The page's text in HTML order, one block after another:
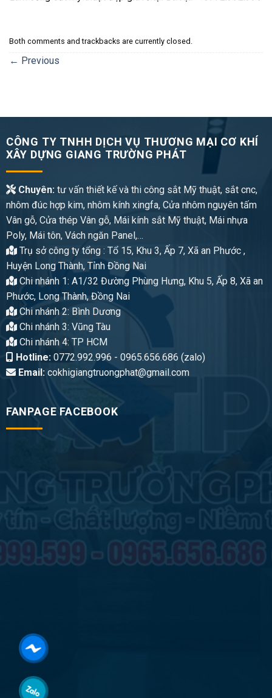
Both comments and trackbacks are currently closed.
← Previous
CÔNG TY TNHH DỊCH VỤ THƯƠNG MẠI CƠ KHÍ
XÂY DỰNG GIANG TRƯỜNG PHÁT
Chuyên:tư vấn thiết kế và thi công sắt Mỹ thuật, sắt cnc,
nhôm đúc hợp kim, nhôm kính xingfa, Cửa nhôm nguyên tấm
Vân gỗ, Cửa thép Vân gỗ, Mái kính sắt Mỹ thuật, Mái nhựa
Poly, Mái tôn, Vách ngăn Panel,…
Trụ sở công ty tổng : Tổ 15, Khu 3, Ấp 7, Xã an Phước ,
Huyện Long Thành, Tỉnh Đồng Nai
Chi nhánh 1: A1/32 Đường Phùng Hưng, Khu 5, Ấp 8, Xã an
Phước, Long Thành, Đồng Nai
Chi nhánh 2: Bình Dương
Chi nhánh 3: Vũng Tàu
Chi nhánh 4: TP HCM
Hotline:0772.992.996 - 0965.656.686 (zalo)
Email:cokhigiangtruongphat@gmail.com
FANPAGE FACEBOOK